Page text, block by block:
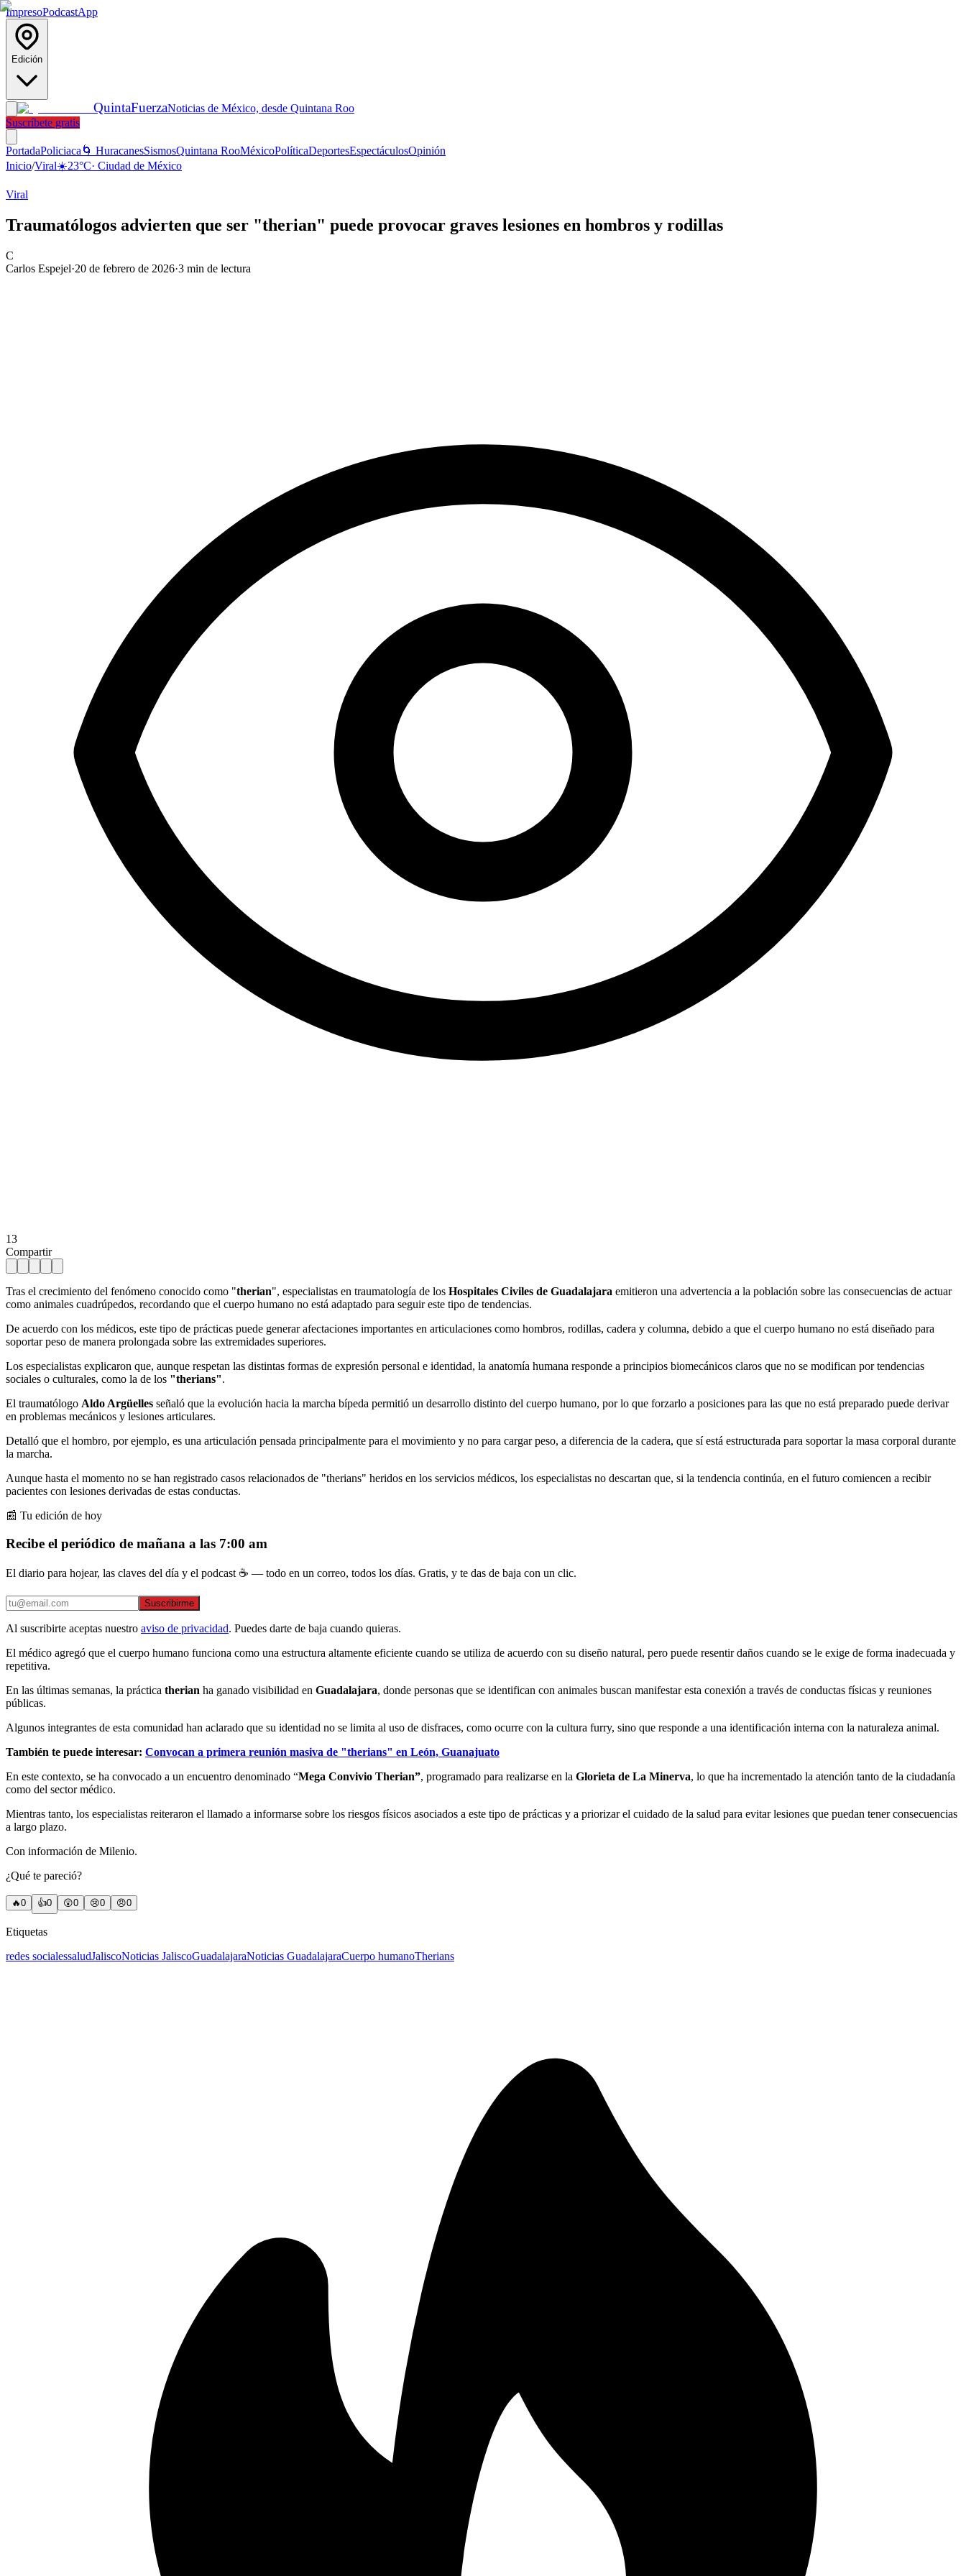
ImpresoPodcastApp
Edición
QuintaFuerzaNoticias de México, desde Quintana Roo
Suscríbete gratis
PortadaPoliciaca 🌀 HuracanesSismosQuintana RooMéxicoPolíticaDeportesEspectáculosOpinión
Inicio/Viral☀️23°C· Ciudad de México
Viral
Traumatólogos advierten que ser "therian" puede provocar graves lesiones en hombros y rodillas
C
Carlos Espejel·20 de febrero de 2026·3 min de lectura
13
Compartir
Tras el crecimiento del fenómeno conocido como "therian", especialistas en traumatología de los Hospitales Civiles de Guadalajara emitieron una advertencia a la población sobre las consecuencias de actuar
como animales cuadrúpedos, recordando que el cuerpo humano no está adaptado para seguir este tipo de tendencias.
De acuerdo con los médicos, este tipo de prácticas puede generar afectaciones importantes en articulaciones como hombros, rodillas, cadera y columna, debido a que el cuerpo humano no está diseñado para
soportar peso de manera prolongada sobre las extremidades superiores.
Los especialistas explicaron que, aunque respetan las distintas formas de expresión personal e identidad, la anatomía humana responde a principios biomecánicos claros que no se modifican por tendencias
sociales o culturales, como la de los "therians".
El traumatólogo Aldo Argüelles señaló que la evolución hacia la marcha bípeda permitió un desarrollo distinto del cuerpo humano, por lo que forzarlo a posiciones para las que no está preparado puede derivar
en problemas mecánicos y lesiones articulares.
Detalló que el hombro, por ejemplo, es una articulación pensada principalmente para el movimiento y no para cargar peso, a diferencia de la cadera, que sí está estructurada para soportar la masa corporal durante
la marcha.
Aunque hasta el momento no se han registrado casos relacionados de "therians" heridos en los servicios médicos, los especialistas no descartan que, si la tendencia continúa, en el futuro comiencen a recibir
pacientes con lesiones derivadas de estas conductas.
📰 Tu edición de hoy
Recibe el periódico de mañana a las 7:00 am
El diario para hojear, las claves del día y el podcast ☕ — todo en un correo, todos los días. Gratis, y te das de baja con un clic.
Suscribirme
Al suscribirte aceptas nuestro aviso de privacidad. Puedes darte de baja cuando quieras.
El médico agregó que el cuerpo humano funciona como una estructura altamente eficiente cuando se utiliza de acuerdo con su diseño natural, pero puede resentir daños cuando se le exige de forma inadecuada y
repetitiva.
En las últimas semanas, la práctica therian ha ganado visibilidad en Guadalajara, donde personas que se identifican con animales buscan manifestar esta conexión a través de conductas físicas y reuniones
públicas.
Algunos integrantes de esta comunidad han aclarado que su identidad no se limita al uso de disfraces, como ocurre con la cultura furry, sino que responde a una identificación interna con la naturaleza animal.
También te puede interesar: Convocan a primera reunión masiva de "therians" en León, Guanajuato
En este contexto, se ha convocado a un encuentro denominado “Mega Convivio Therian”, programado para realizarse en la Glorieta de La Minerva, lo que ha incrementado la atención tanto de la ciudadanía
como del sector médico.
Mientras tanto, los especialistas reiteraron el llamado a informarse sobre los riesgos físicos asociados a este tipo de prácticas y a priorizar el cuidado de la salud para evitar lesiones que puedan tener consecuencias
a largo plazo.
Con información de Milenio.
¿Qué te pareció?
🔥0 👍0 😲0 😢0 😠0
Etiquetas
redes socialessaludJaliscoNoticias JaliscoGuadalajaraNoticias GuadalajaraCuerpo humanoTherians